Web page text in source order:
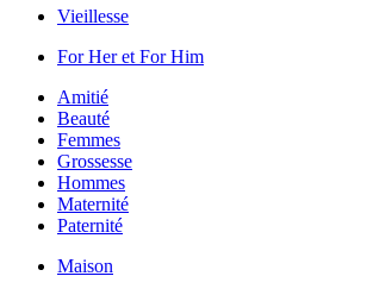
Vieillesse
For Her et For Him
Amitié
Beauté
Femmes
Grossesse
Hommes
Maternité
Paternité
Maison